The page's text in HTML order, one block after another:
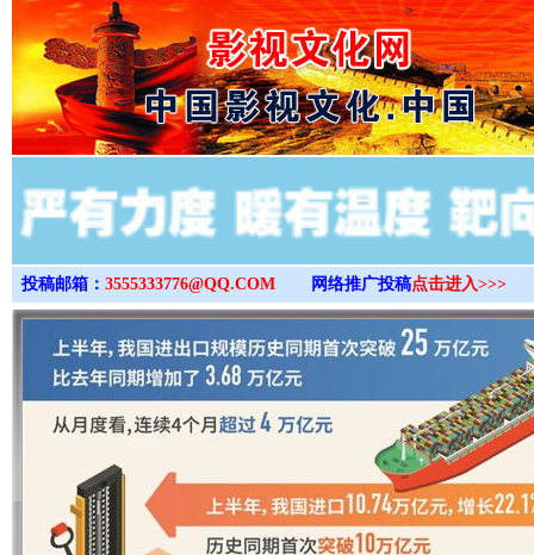
>
投稿邮箱： 3555333776@QQ.COM 网络推广投稿点击进入>>>